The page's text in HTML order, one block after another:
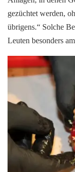
gezüchtet werden,
übrigens.“ Solche
Leuten besonders